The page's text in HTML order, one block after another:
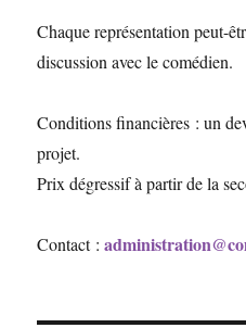
Chaque représentation peut-
discussion avec le comédien.
Conditions financières : un
projet.
Prix dégressif à partir de la
Contact :